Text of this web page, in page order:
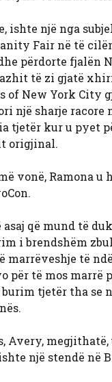
ishte një nga
Fair në të
përdorte fjalën
të zi gjatë
of New York City
një sharje racore
tjetër kur u pyet
origjinal.
vonë, Ramona u
që mund të
i brendshëm
marrëveshje të
për të mos marrë
burim tjetër tha se
Avery,
një stendë në